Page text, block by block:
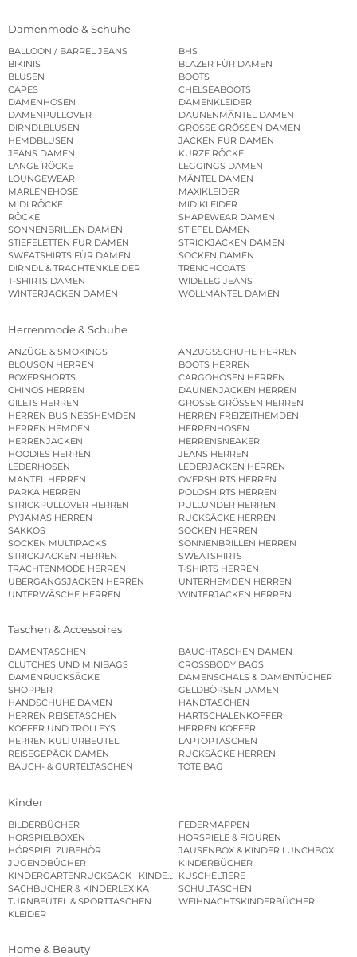
Damenmode & Schuhe
BALLOON / BARREL JEANS
BHS
BIKINIS
BLAZER FÜR DAMEN
BLUSEN
BOOTS
CAPES
CHELSEABOOTS
DAMENHOSEN
DAMENKLEIDER
DAMENPULLOVER
DAUNENMÄNTEL DAMEN
DIRNDLBLUSEN
GROSSE GRÖSSEN DAMEN
HEMDBLUSEN
JACKEN FÜR DAMEN
JEANS DAMEN
KURZE RÖCKE
LANGE RÖCKE
LEGGINGS DAMEN
LOUNGEWEAR
MÄNTEL DAMEN
MARLENEHOSE
MAXIKLEIDER
MIDI RÖCKE
MIDIKLEIDER
RÖCKE
SHAPEWEAR DAMEN
SONNENBRILLEN DAMEN
STIEFEL DAMEN
STIEFELETTEN FÜR DAMEN
STRICKJACKEN DAMEN
SWEATSHIRTS FÜR DAMEN
SOCKEN DAMEN
DIRNDL & TRACHTENKLEIDER
TRENCHCOATS
T-SHIRTS DAMEN
WIDELEG JEANS
WINTERJACKEN DAMEN
WOLLMÄNTEL DAMEN
Herrenmode & Schuhe
ANZÜGE & SMOKINGS
ANZUGSSCHUHE HERREN
BLOUSON HERREN
BOOTS HERREN
BOXERSHORTS
CARGOHOSEN HERREN
CHINOS HERREN
DAUNENJACKEN HERREN
GILETS HERREN
GROSSE GRÖSSEN HERREN
HERREN BUSINESSHEMDEN
HERREN FREIZEITHEMDEN
HERREN HEMDEN
HERRENHOSEN
HERRENJACKEN
HERRENSNEAKER
HOODIES HERREN
JEANS HERREN
LEDERHOSEN
LEDERJACKEN HERREN
MÄNTEL HERREN
OVERSHIRTS HERREN
PARKA HERREN
POLOSHIRTS HERREN
STRICKPULLOVER HERREN
PULLUNDER HERREN
PYJAMAS HERREN
RUCKSÄCKE HERREN
SAKKOS
SOCKEN HERREN
SOCKEN MULTIPACKS
SONNENBRILLEN HERREN
STRICKJACKEN HERREN
SWEATSHIRTS
TRACHTENMODE HERREN
T-SHIRTS HERREN
ÜBERGANGSJACKEN HERREN
UNTERHEMDEN HERREN
UNTERWÄSCHE HERREN
WINTERJACKEN HERREN
Taschen & Accessoires
DAMENTASCHEN
BAUCHTASCHEN DAMEN
CLUTCHES UND MINIBAGS
CROSSBODY BAGS
DAMENRUCKSÄCKE
DAMENSCHALS & DAMENTÜCHER
SHOPPER
GELDBÖRSEN DAMEN
HANDSCHUHE DAMEN
HANDTASCHEN
HERREN REISETASCHEN
HARTSCHALENKOFFER
KOFFER UND TROLLEYS
HERREN KOFFER
HERREN KULTURBEUTEL
LAPTOPTASCHEN
REISEGEPÄCK DAMEN
RUCKSÄCKE HERREN
BAUCH- & GÜRTELTASCHEN
TOTE BAG
Kinder
BILDERBÜCHER
FEDERMAPPEN
HÖRSPIELBOXEN
HÖRSPIELE & FIGUREN
HÖRSPIEL ZUBEHÖR
JAUSENBOX & KINDER LUNCHBOX
JUGENDBÜCHER
KINDERBÜCHER
KINDERGARTENRUCKSACK | KINDERGARTENBEUTEL
KUSCHELTIERE
SACHBÜCHER & KINDERLEXIKA
SCHULTASCHEN
TURNBEUTEL & SPORTTASCHEN
WEIHNACHTSKINDERBÜCHER
KLEIDER
Home & Beauty